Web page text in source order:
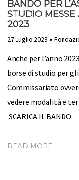
BANDO PER
STUDIO MESSE
2023
27 Luglio 2023
Anche per l’anno
borse di studio per
Commissariato
vedere modalità e
SCARICA IL BANDO
READ MORE